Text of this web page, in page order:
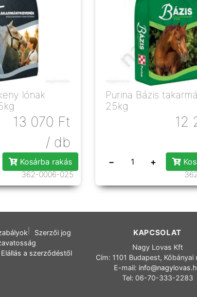
lónak
13 070 Ft
/ db
Kosárba rakás
362-0006-025
Purina Bázis
25kg
12
− +
Szerzői jog
Elállás a szerződéstől
KAPCSOLAT
Nagy Lovas Kft
Cím: 1101 Budapest, Kőbányai
E-mail:
Tel: 06-70-333-2283